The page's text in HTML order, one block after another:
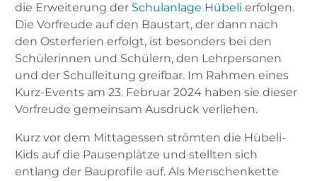
die Erweiterung der Schulanlage Hübeli erfolgen.
Die Vorfreude auf den Baustart, der dann nach
den Osterferien erfolgt, ist besonders bei den
Schülerinnen und Schülern, den Lehrpersonen
und der Schulleitung greifbar. Im Rahmen eines
Kurz-Events am 23. Februar 2024 haben sie dieser
Vorfreude gemeinsam Ausdruck verliehen.
Kurz vor dem Mittagessen strömten die Hübeli-
Kids auf die Pausenplätze und stellten sich
entlang der Bauprofile auf. Als Menschenkette